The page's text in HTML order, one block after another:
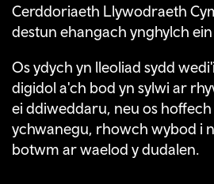
Cerddoriaeth Llywodraeth
destun ehangach ynghylch
Os ydych yn lleoliad sydd
digidol a'ch bod yn sylwi ar
ei ddiweddaru, neu os hoffech
ychwanegu, rhowch wybod i
botwm ar waelod y dudalen.